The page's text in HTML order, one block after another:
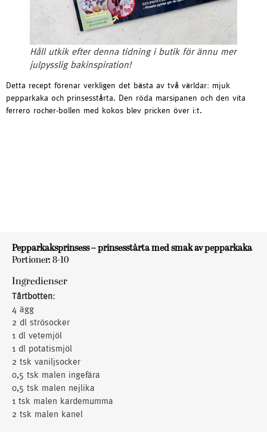
Håll utkik efter denna tidning i butik för ännu mer
julpysslig bakinspiration!
Detta recept förenar verkligen det bästa av två världar: mjuk
pepparkaka och prinsesstårta. Den röda marsipanen och den vita
ferrero rocher-bollen med kokos blev pricken över i:t.
Pepparkaksprinsess – prinsesstårta med smak av pepparkaka
Portioner: 8-10
Ingredienser
Tårtbotten:
4 ägg
2 dl strösocker
1 dl vetemjöl
1 dl potatismjöl
2 tsk vaniljsocker
0,5 tsk malen ingefära
0,5 tsk malen nejlika
1 tsk malen kardemumma
2 tsk malen kanel